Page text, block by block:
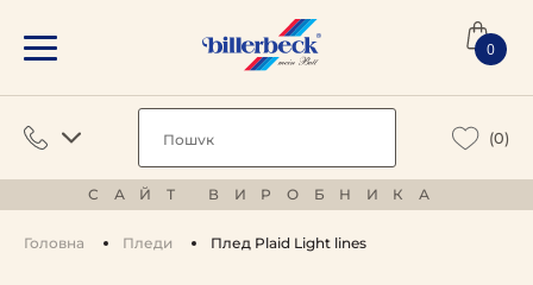
0
(0)
САЙТ ВИРОБНИКА
Головна Пледи Плед Plaid Light lines